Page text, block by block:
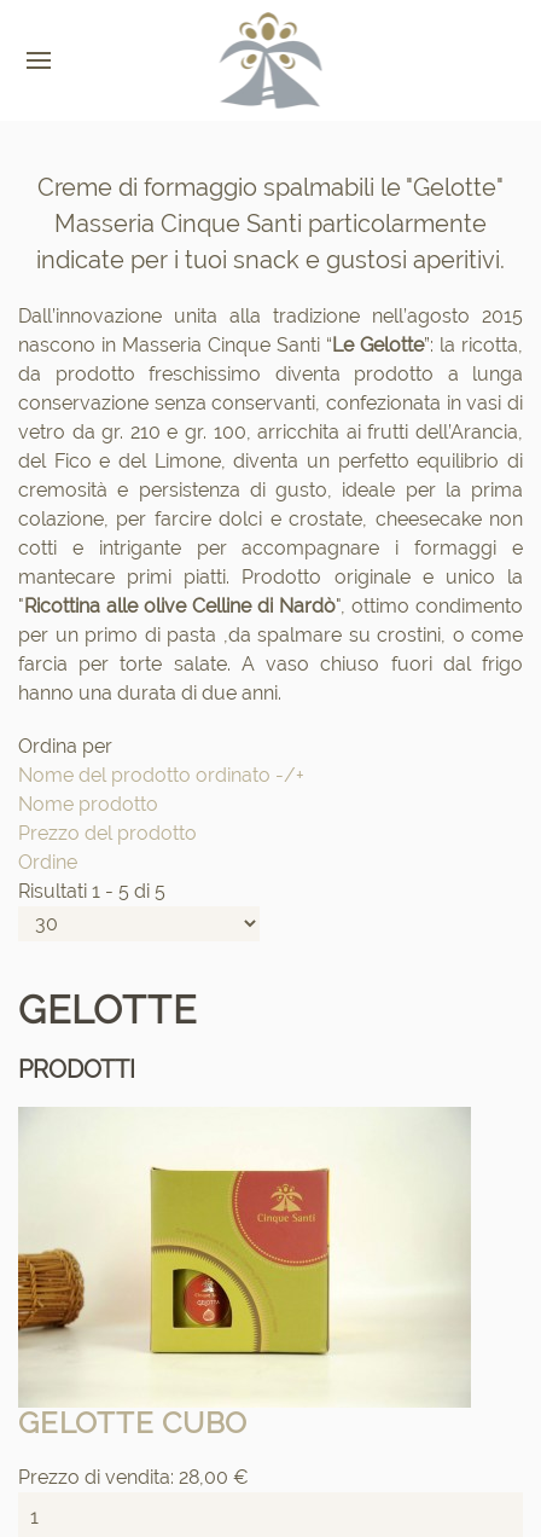
Creme di formaggio spalmabili le "Gelotte"
Masseria Cinque Santi particolarmente
indicate per i tuoi snack e gustosi aperitivi.
Dall’innovazione unita alla tradizione nell’agosto 2015
nascono in Masseria Cinque Santi “Le Gelotte”: la ricotta,
da prodotto freschissimo diventa prodotto a lunga
conservazione senza conservanti, confezionata in vasi di
vetro da gr. 210 e gr. 100, arricchita ai frutti dell’Arancia,
del Fico e del Limone, diventa un perfetto equilibrio di
cremosità e persistenza di gusto, ideale per la prima
colazione, per farcire dolci e crostate, cheesecake non
cotti e intrigante per accompagnare i formaggi e
mantecare primi piatti. Prodotto originale e unico la
"Ricottina alle olive Celline di Nardò", ottimo condimento
per un primo di pasta ,da spalmare su crostini, o come
farcia per torte salate. A vaso chiuso fuori dal frigo
hanno una durata di due anni.
Ordina per
Nome del prodotto ordinato -/+
Nome prodotto
Prezzo del prodotto
Ordine
Risultati 1 - 5 di 5
GELOTTE
PRODOTTI
GELOTTE CUBO
Prezzo di vendita: 28,00 €